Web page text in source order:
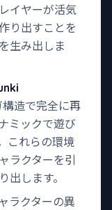
イヤーが活気
り出すことを
生み出しま
造で完全に再
ミックで遊び
これらの環境
ラクターを引
出します。
ラクターの異